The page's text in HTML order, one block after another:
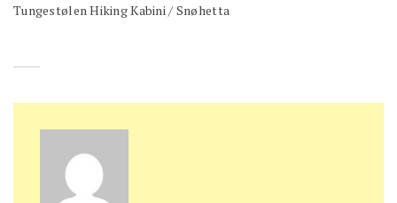
Tungestølen Hiking Kabini / Snøhetta